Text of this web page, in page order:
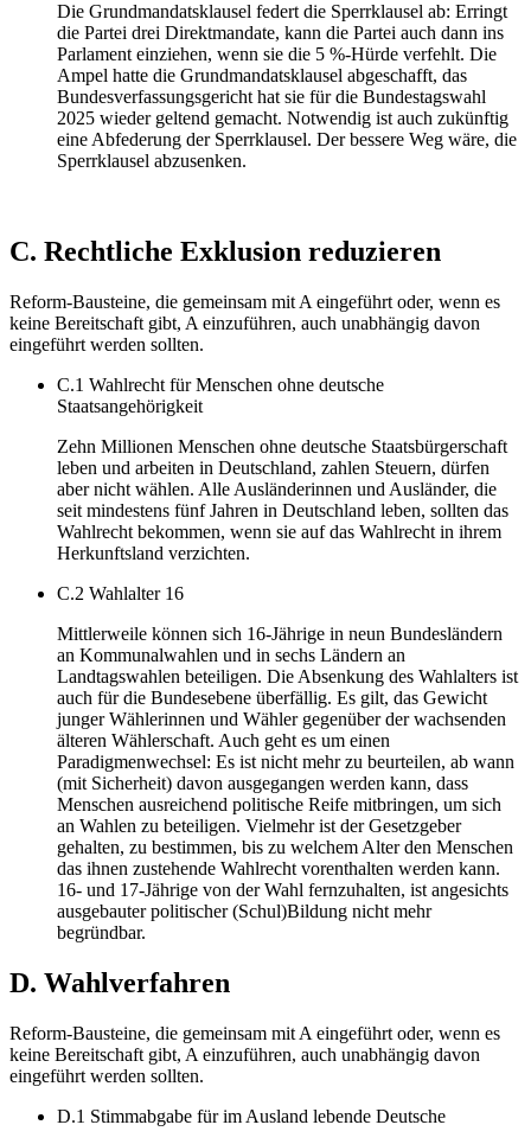
Die Grundmandatsklausel federt die Sperrklausel ab: Erringt
die Partei drei Direktmandate, kann die Partei auch dann ins
Parlament einziehen, wenn sie die 5 %-Hürde verfehlt. Die
Ampel hatte die Grundmandatsklausel abgeschafft, das
Bundesverfassungsgericht hat sie für die Bundestagswahl
2025 wieder geltend gemacht. Notwendig ist auch zukünftig
eine Abfederung der Sperrklausel. Der bessere Weg wäre, die
Sperrklausel abzusenken.
C. Rechtliche Exklusion reduzieren
Reform-Bausteine, die gemeinsam mit A eingeführt oder, wenn es
keine Bereitschaft gibt, A einzuführen, auch unabhängig davon
eingeführt werden sollten.
C.1 Wahlrecht für Menschen ohne deutsche
Staatsangehörigkeit
Zehn Millionen Menschen ohne deutsche Staatsbürgerschaft
leben und arbeiten in Deutschland, zahlen Steuern, dürfen
aber nicht wählen. Alle Ausländerinnen und Ausländer, die
seit mindestens fünf Jahren in Deutschland leben, sollten das
Wahlrecht bekommen, wenn sie auf das Wahlrecht in ihrem
Herkunftsland verzichten.
C.2 Wahlalter 16
Mittlerweile können sich 16-Jährige in neun Bundesländern
an Kommunalwahlen und in sechs Ländern an
Landtagswahlen beteiligen. Die Absenkung des Wahlalters ist
auch für die Bundesebene überfällig. Es gilt, das Gewicht
junger Wählerinnen und Wähler gegenüber der wachsenden
älteren Wählerschaft. Auch geht es um einen
Paradigmenwechsel: Es ist nicht mehr zu beurteilen, ab wann
(mit Sicherheit) davon ausgegangen werden kann, dass
Menschen ausreichend politische Reife mitbringen, um sich
an Wahlen zu beteiligen. Vielmehr ist der Gesetzgeber
gehalten, zu bestimmen, bis zu welchem Alter den Menschen
das ihnen zustehende Wahlrecht vorenthalten werden kann.
16- und 17-Jährige von der Wahl fernzuhalten, ist angesichts
ausgebauter politischer (Schul)Bildung nicht mehr
begründbar.
D. Wahlverfahren
Reform-Bausteine, die gemeinsam mit A eingeführt oder, wenn es
keine Bereitschaft gibt, A einzuführen, auch unabhängig davon
eingeführt werden sollten.
D.1 Stimmabgabe für im Ausland lebende Deutsche